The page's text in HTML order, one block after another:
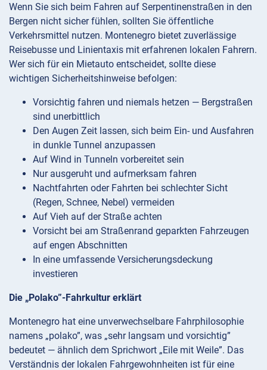
Wenn Sie sich beim Fahren auf Serpentinenstraßen in den
Bergen nicht sicher fühlen, sollten Sie öffentliche
Verkehrsmittel nutzen. Montenegro bietet zuverlässige
Reisebusse und Linientaxis mit erfahrenen lokalen Fahrern.
Wer sich für ein Mietauto entscheidet, sollte diese
wichtigen Sicherheitshinweise befolgen:
Vorsichtig fahren und niemals hetzen — Bergstraßen
sind unerbittlich
Den Augen Zeit lassen, sich beim Ein- und Ausfahren
in dunkle Tunnel anzupassen
Auf Wind in Tunneln vorbereitet sein
Nur ausgeruht und aufmerksam fahren
Nachtfahrten oder Fahrten bei schlechter Sicht
(Regen, Schnee, Nebel) vermeiden
Auf Vieh auf der Straße achten
Vorsicht bei am Straßenrand geparkten Fahrzeugen
auf engen Abschnitten
In eine umfassende Versicherungsdeckung
investieren
Die „Polako”-Fahrkultur erklärt
Montenegro hat eine unverwechselbare Fahrphilosophie
namens „polako”, was „sehr langsam und vorsichtig”
bedeutet — ähnlich dem Sprichwort „Eile mit Weile”. Das
Verständnis der lokalen Fahrgewohnheiten ist für eine